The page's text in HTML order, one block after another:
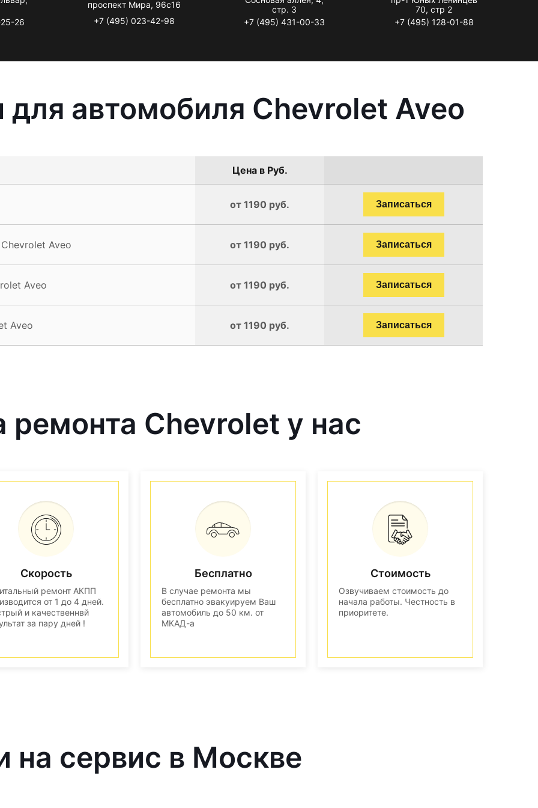
26
проспект Мира, 96с16
+7 (495) 023-42-98
стр. 3
+7 (495) 431-00-33
70, стр 2
+7 (495) 128-01-88
автомобиля Chevrolet Aveo
Цена в Руб.
от 1190 руб. Записаться
Aveo от 1190 руб. Записаться
Aveo от 1190 руб. Записаться
Aveo от 1190 руб. Записаться
Chevrolet у нас
Скорость
ремонт АКПП
от 1 до 4 дней.
и качественнвй
за пару дней !
Бесплатно
В случае ремонта мы
бесплатно эвакуируем Ваш
автомобиль до 50 км. от
МКАД-а
Стоимость
Озвучиваем стоимость до
начала работы. Честность в
приоритете.
на сервис в Москве